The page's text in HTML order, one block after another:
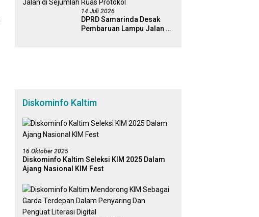
14 Juli 2026
DPRD Samarinda Desak
Pembaruan Lampu Jalan di
Diskominfo Kaltim
16 Oktober 2025
Diskominfo Kaltim Seleksi KIM 2025 Dalam
Ajang Nasional KIM Fest